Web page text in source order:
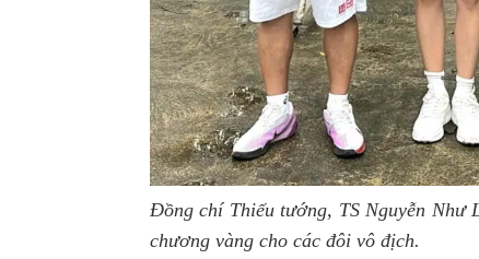
Đồng chí Thiếu tướng, TS Nguyễn
chương vàng cho các đôi vô địch.